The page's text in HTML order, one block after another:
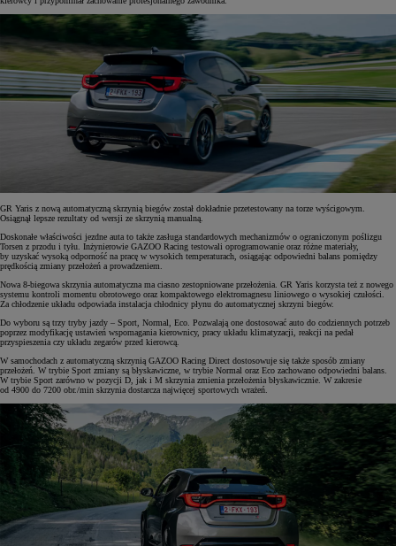
GR Yaris z nową automatyczną skrzynią biegów został dokładnie przetestowany na torze wyścigowym.
Osiągnął lepsze rezultaty od wersji ze skrzynią manualną.
Doskonałe właściwości jezdne auta to także zasługa standardowych mechanizmów o ograniczonym poślizgu
Torsen z przodu i tyłu. Inżynierowie GAZOO Racing testowali oprogramowanie oraz różne materiały,
by uzyskać wysoką odporność na pracę w wysokich temperaturach, osiągając odpowiedni balans pomiędzy
prędkością zmiany przełożeń a prowadzeniem.
Nowa 8-biegowa skrzynia automatyczna ma ciasno zestopniowane przełożenia. GR Yaris korzysta też z nowego
systemu kontroli momentu obrotowego oraz kompaktowego elektromagnesu liniowego o wysokiej czułości.
Za chłodzenie układu odpowiada instalacja chłodnicy płynu do automatycznej skrzyni biegów.
Do wyboru są trzy tryby jazdy – Sport, Normal, Eco. Pozwalają one dostosować auto do codziennych potrzeb
poprzez modyfikację ustawień wspomagania kierownicy, pracy układu klimatyzacji, reakcji na pedał
przyspieszenia czy układu zegarów przed kierowcą.
W samochodach z automatyczną skrzynią GAZOO Racing Direct dostosowuje się także sposób zmiany
przełożeń. W trybie Sport zmiany są błyskawiczne, w trybie Normal oraz Eco zachowano odpowiedni balans.
W trybie Sport zarówno w pozycji D, jak i M skrzynia zmienia przełożenia błyskawicznie. W zakresie
od 4900 do 7200 obr./min skrzynia dostarcza najwięcej sportowych wrażeń.